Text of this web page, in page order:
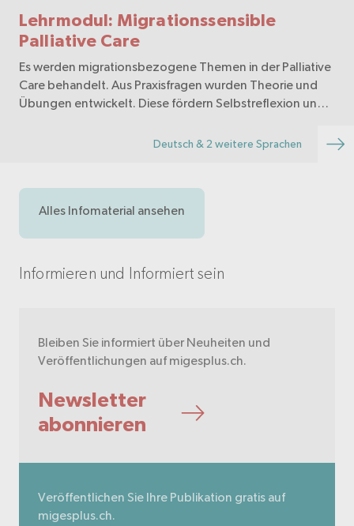
Lehrmodul: Migrationssensible
Palliative Care
Es werden migrationsbezogene Themen in der Palliative
Care behandelt. Aus Praxisfragen wurden Theorie und
Übungen entwickelt. Diese fördern Selbstreflexion und
für Schulung und Diskussion sind enthalten.
Deutsch & 2 weitere Sprachen
Alles Infomaterial ansehen
Informieren und Informiert sein
Bleiben Sie informiert über Neuheiten und
Veröffentlichungen auf migesplus.ch.
Newsletter
abonnieren
Veröffentlichen Sie Ihre Publikation gratis auf
migesplus.ch.